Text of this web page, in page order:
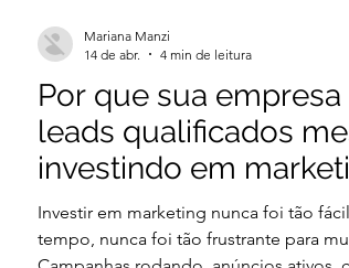
visibilidade, pouc
Por que sua
leads qualificados
investindo em
Investir em marketing nunca foi tão
tempo, nunca foi tão frustrante para
Mariana Manzi
14 de abr.
4 min de leitura